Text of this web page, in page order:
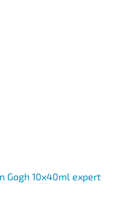
Gogh 10x40ml expert